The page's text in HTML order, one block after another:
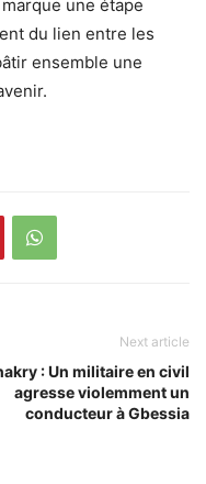
une étape
du lien entre les
ensemble une
Next article
: Un militaire en civil
agresse violemment un
conducteur à Gbessia